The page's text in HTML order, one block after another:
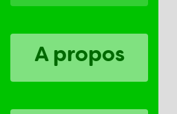
A propos